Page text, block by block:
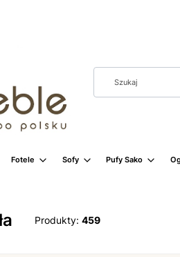
Fotele Sofy Pufy Sako
Produkty: 459